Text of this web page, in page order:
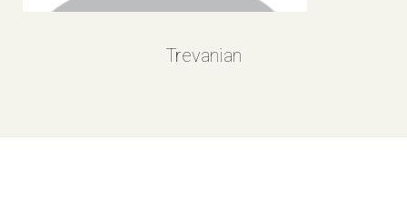
Trevanian